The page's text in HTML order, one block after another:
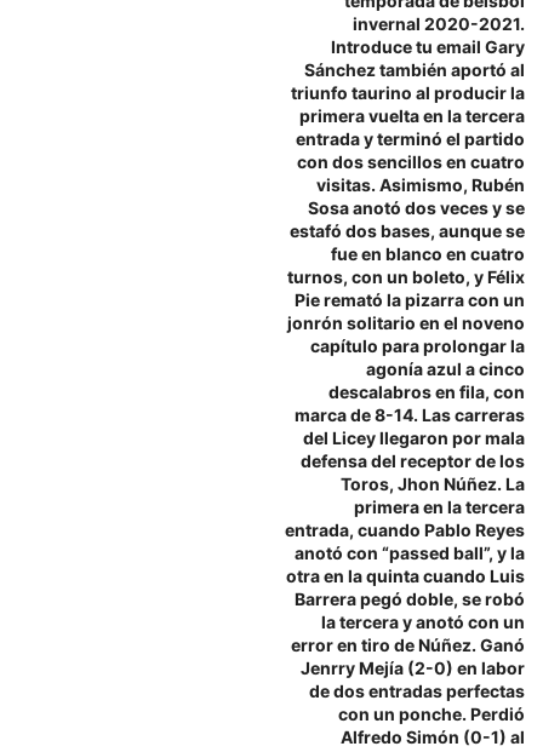
invernal 2020-2021.
Introduce tu email Gary
Sánchez también aportó al
triunfo taurino al producir la
primera vuelta en la tercera
entrada y terminó el partido
con dos sencillos en cuatro
visitas. Asimismo, Rubén
Sosa anotó dos veces y se
estafó dos bases, aunque se
fue en blanco en cuatro
turnos, con un boleto, y Félix
Pie remató la pizarra con un
jonrón solitario en el noveno
capítulo para prolongar la
agonía azul a cinco
descalabros en fila, con
marca de 8-14. Las carreras
del Licey llegaron por mala
defensa del receptor de los
Toros, Jhon Núñez. La
primera en la tercera
entrada, cuando Pablo Reyes
anotó con “passed ball”, y la
otra en la quinta cuando Luis
Barrera pegó doble, se robó
la tercera y anotó con un
error en tiro de Núñez. Ganó
Jenrry Mejía (2-0) en labor
de dos entradas perfectas
con un ponche. Perdió
Alfredo Simón (0-1) al